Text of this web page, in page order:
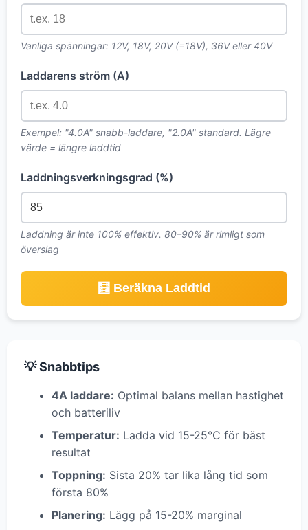
Vanliga spänningar: 12V, 18V, 20V (=18V), 36V eller 40V
Laddarens ström (A)
Exempel: "4.0A" snabb-laddare, "2.0A" standard. Lägre
värde = längre laddtid
Laddningsverkningsgrad (%)
Laddning är inte 100% effektiv. 80–90% är rimligt som
överslag
🧮 Beräkna Laddtid
💡 Snabbtips
4A laddare: Optimal balans mellan hastighet
och batteriliv
Temperatur: Ladda vid 15-25°C för bäst
resultat
Toppning: Sista 20% tar lika lång tid som
första 80%
Planering: Lägg på 15-20% marginal